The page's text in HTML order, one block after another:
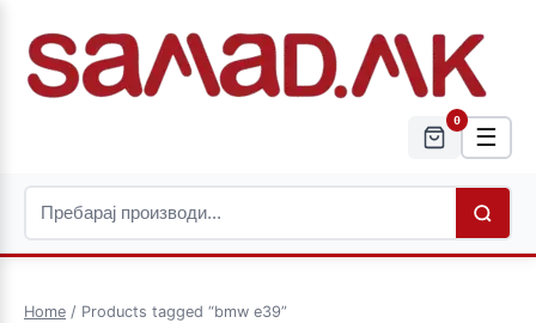
0
☰
Home / Products tagged “bmw e39”